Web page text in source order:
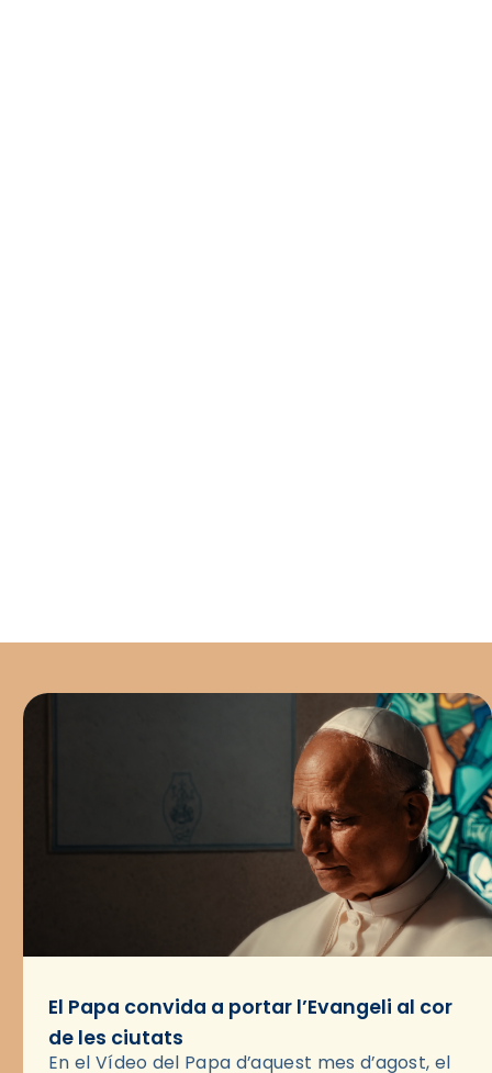
El Papa convida a portar l’Evangeli al cor
de les ciutats
En el Vídeo del Papa d’aquest mes d’agost, el